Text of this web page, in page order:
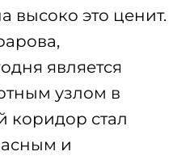
высоко это ценит.
является
узлом в
коридор стал
и